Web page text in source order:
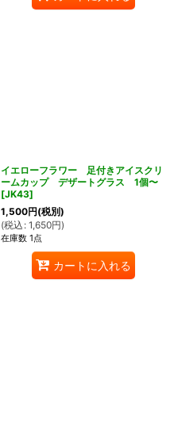
イエローフラワー 足付きアイスクリ
ームカップ デザートグラス 1個〜
[JK43]
1,500円(税別)
(税込 : 1,650円)
在庫数 1点
カートに入れる